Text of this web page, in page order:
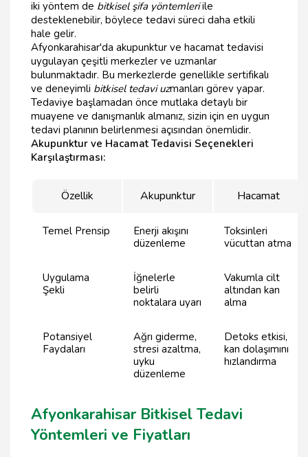
iki yöntem de bitkisel şifa yöntemleriile
desteklenebilir, böylece tedavi süreci daha etkili
hale gelir.
Afyonkarahisar'da akupunktur ve hacamat tedavisi
uygulayan çeşitli merkezler ve uzmanlar
bulunmaktadır. Bu merkezlerde genellikle sertifikalı
ve deneyimli bitkisel tedavi uzmanları görev yapar.
Tedaviye başlamadan önce mutlaka detaylı bir
muayene ve danışmanlık almanız, sizin için en uygun
tedavi planının belirlenmesi açısından önemlidir.
Akupunktur ve Hacamat Tedavisi Seçenekleri
Karşılaştırması:
Özellik Akupunktur Hacamat
Temel Prensip
Enerji akışını
düzenleme
Toksinleri
vücuttan atma
Uygulama
Şekli
İğnelerle
belirli
noktalara uyarı
Vakumla cilt
altından kan
alma
Potansiyel
Faydaları
Ağrı giderme,
stresi azaltma,
uyku
düzenleme
Detoks etkisi,
kan dolaşımını
hızlandırma
Afyonkarahisar Bitkisel Tedavi
Yöntemleri ve Fiyatları